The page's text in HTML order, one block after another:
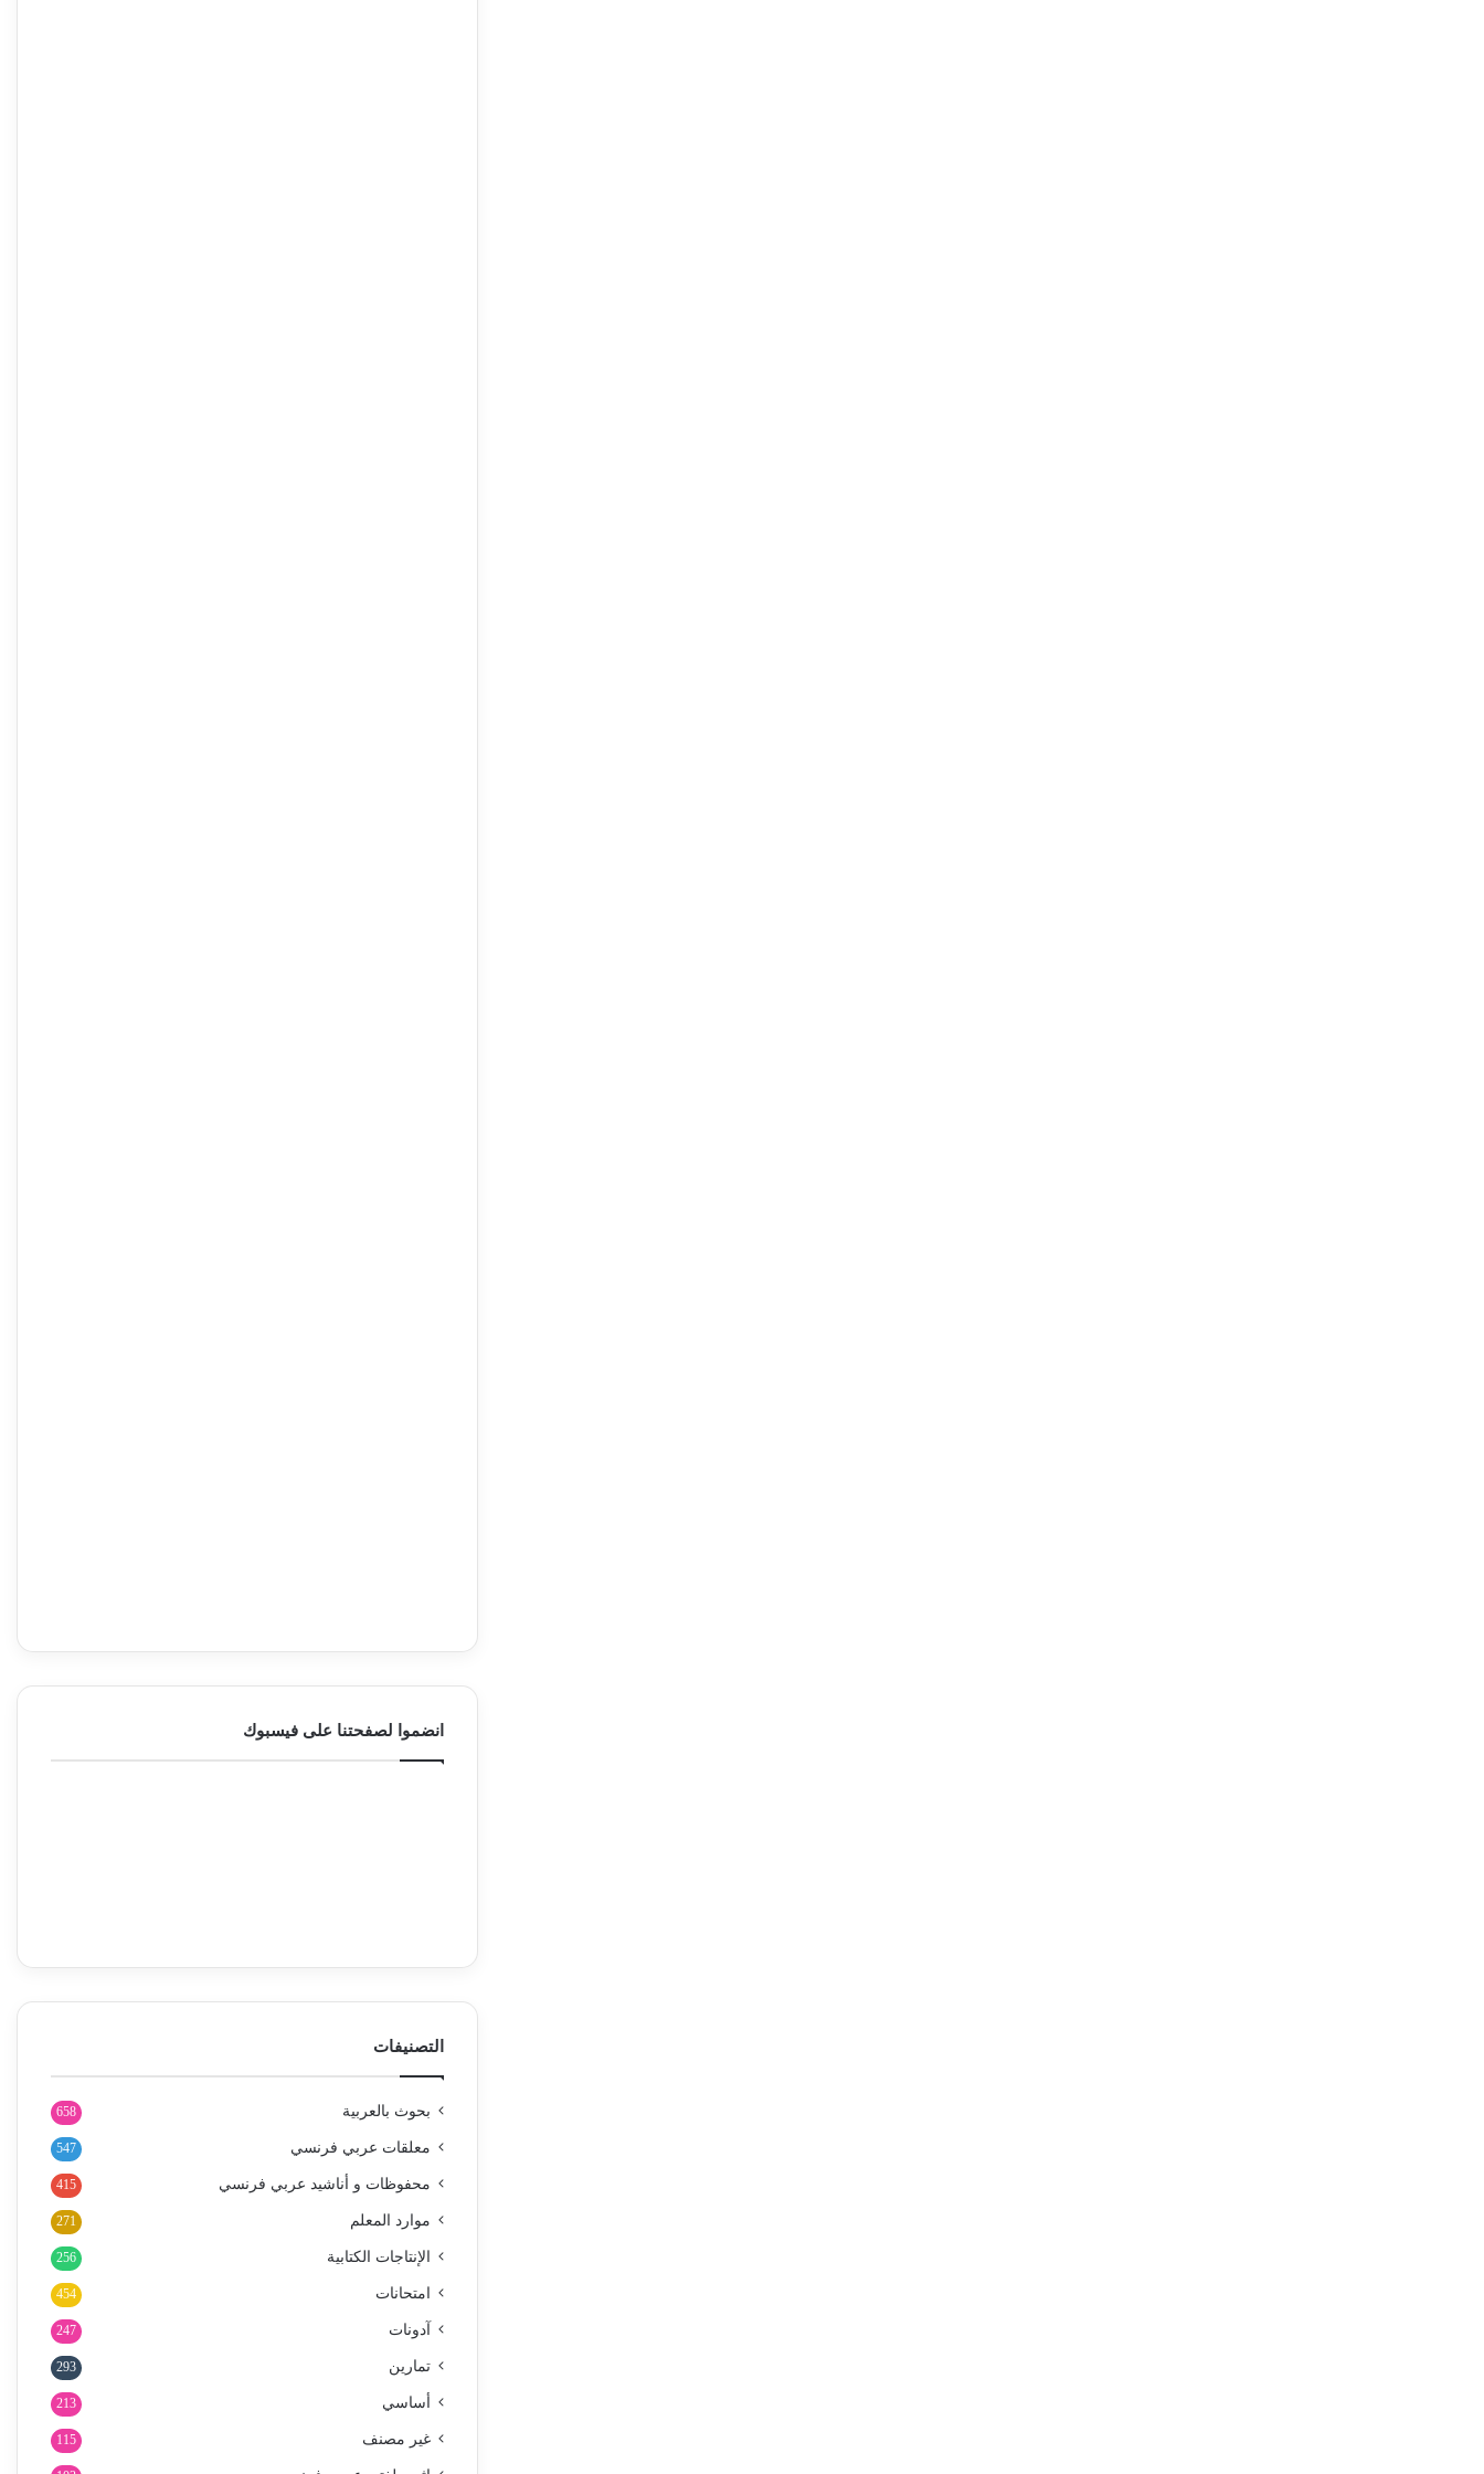
انضموا لصفحتنا على فيسبوك
التصنيفات
بحوث بالعربية 658
معلقات عربي فرنسي 547
محفوظات و أناشيد عربي فرنسي 415
موارد المعلم 271
الإنتاجات الكتابية 256
امتحانات 454
آدونات 247
تمارين 293
أساسي 213
غير مصنف 115